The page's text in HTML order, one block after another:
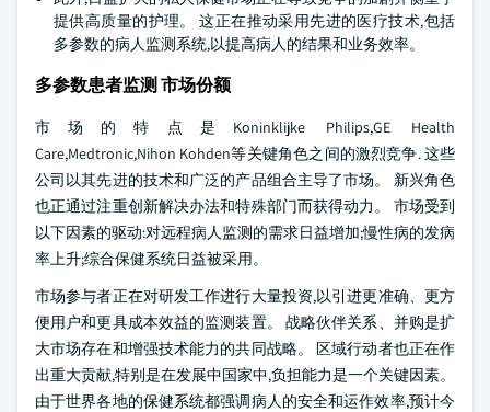
提供高质量的护理。 这正在推动采用先进的医疗技术,包括
多参数的病人监测系统,以提高病人的结果和业务效率。
多参数患者监测 市场份额
市场的特点是Koninklijke Philips,GE Health
Care,Medtronic,Nihon Kohden等关键角色之间的激烈竞争. 这些
公司以其先进的技术和广泛的产品组合主导了市场。 新兴角色
也正通过注重创新解决办法和特殊部门而获得动力。 市场受到
以下因素的驱动:对远程病人监测的需求日益增加;慢性病的发病
率上升;综合保健系统日益被采用。
市场参与者正在对研发工作进行大量投资,以引进更准确、更方
便用户和更具成本效益的监测装置。 战略伙伴关系、并购是扩
大市场存在和增强技术能力的共同战略。 区域行动者也正在作
出重大贡献,特别是在发展中国家中,负担能力是一个关键因素。
由于世界各地的保健系统都强调病人的安全和运作效率,预计今